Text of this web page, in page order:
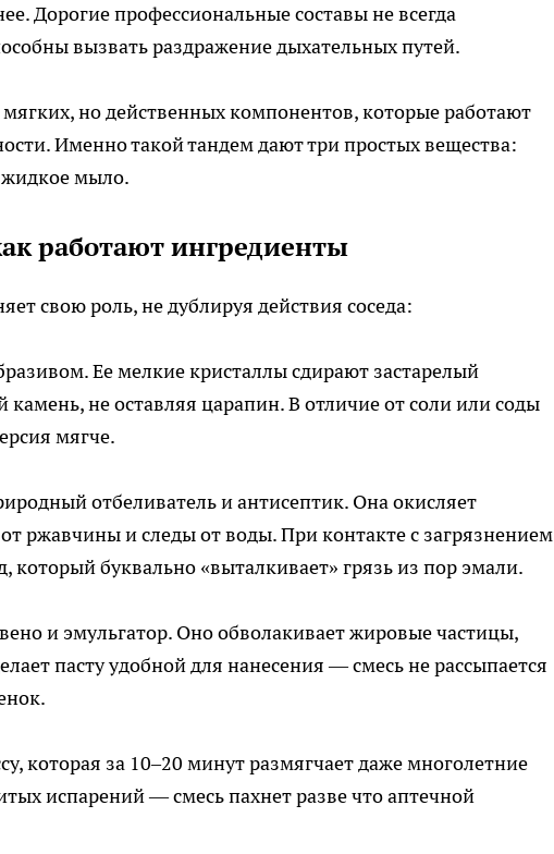
Дорогие профессиональные составы не всегда
вызвать раздражение дыхательных путей.
но действенных компонентов, которые работают
Именно такой тандем дают три простых вещества:
жидкое мыло.
работают ингредиенты
свою роль, не дублируя действия соседа:
Ее мелкие кристаллы сдирают застарелый
не оставляя царапин. В отличие от соли или соды
мягче.
отбеливатель и антисептик. Она окисляет
ржавчины и следы от воды. При контакте с загрязнением
который буквально «выталкивает» грязь из пор эмали.
и эмульгатор. Оно обволакивает жировые частицы,
пасту удобной для нанесения — смесь не рассыпается
которая за 10–20 минут размягчает даже многолетние
испарений — смесь пахнет разве что аптечной